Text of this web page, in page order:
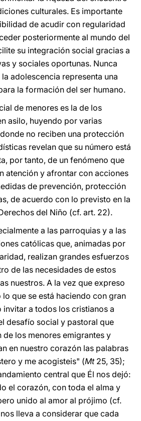
culturales. Es importante
de acudir con regularidad
posteriormente al mundo del
su integración social gracias a
y sociales oportunas. Nunca
adolescencia representa una
la formación del ser humano.
de menores es la de los
asilo, huyendo por varias
no reciben una protección
revelan que su número está
por tanto, de un fenómeno que
atención y afrontar con acciones
de prevención, protección
de acuerdo con lo previsto en la
del Niño (cf. art. 22).
a las parroquias y a las
católicas que, animadas por
realizan grandes esfuerzos
de las necesidades de estos
nuestros. A la vez que expreso
que se está haciendo con gran
a todos los cristianos a
desafío social y pastoral que
los menores emigrantes y
en nuestro corazón las palabras
y me acogisteis" (Mt25, 35);
central que Él nos dejó:
el corazón, con toda el alma y
unido al amor al prójimo (cf.
lleva a considerar que cada